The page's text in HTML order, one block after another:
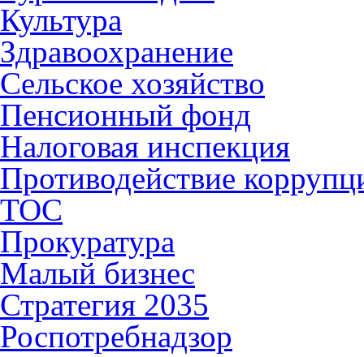
Культура
Здравоохранение
Сельское хозяйство
Пенсионный фонд
Налоговая инспекция
Противодействие
ТОС
Прокуратура
Малый бизнес
Стратегия 2035
Роспотребнадзор